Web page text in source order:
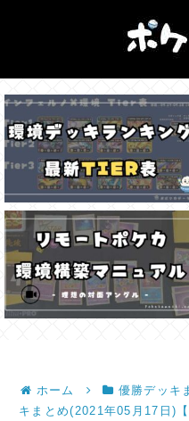
ホーム 優勝デッキ
キまとめ(2021年05月17日)